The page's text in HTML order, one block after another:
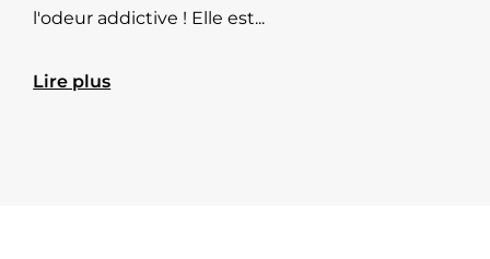
l'odeur addictive ! Elle est...
Lire plus